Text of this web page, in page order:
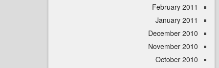
February
January
December
November
October